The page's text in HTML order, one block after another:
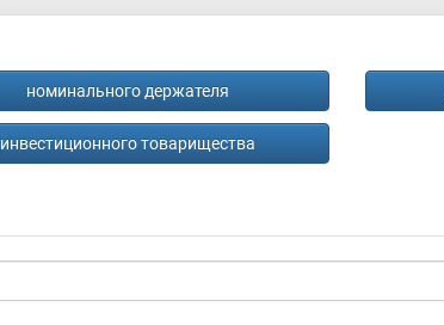
номинального держателя
инвестиционного товарищества